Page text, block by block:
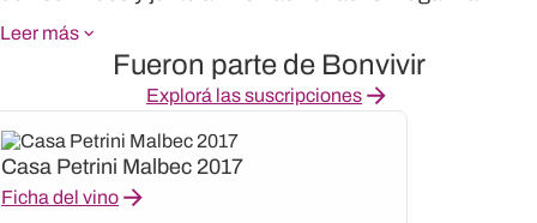
Leer más
Fueron parte de Bonvivir
Explorá las suscripciones
Casa Petrini Malbec 2017
Ficha del vino